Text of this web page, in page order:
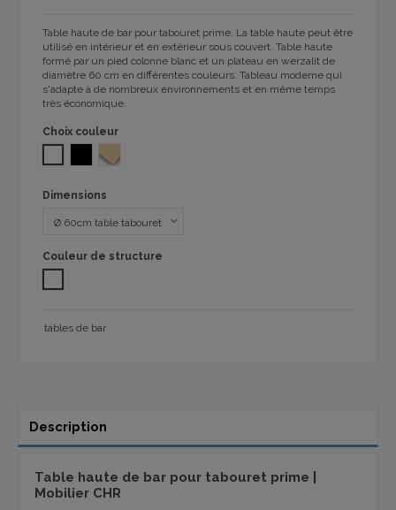
Table haute de bar pour tabouret prime. La table haute peut être
utilisé en intérieur et en extérieur sous couvert. Table haute
formé par un pied colonne blanc et un plateau en werzalit de
diamètre 60 cm en différentes couleurs. Tableau moderne qui
s'adapte à de nombreux environnements et en même temps
très économique.
Choix couleur
NOIR SM TRAVERTINO
Dimensions
Couleur de structure
tables de bar
Description
Table haute de bar pour tabouret prime |
Mobilier CHR